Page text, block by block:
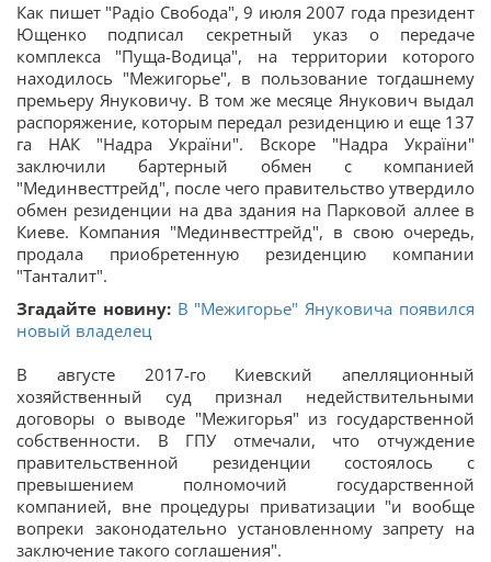
Как пишет "Радіо Свобода", 9 июля 2007 года президент
Ющенко подписал секретный указ о передаче
комплекса "Пуща-Водица", на территории которого
находилось "Межигорье", в пользование тогдашнему
премьеру Януковичу. В том же месяце Янукович выдал
распоряжение, которым передал резиденцию и еще 137
га НАК "Надра України". Вскоре "Надра України"
заключили бартерный обмен с компанией
"Мединвесттрейд", после чего правительство утвердило
обмен резиденции на два здания на Парковой аллее в
Киеве. Компания "Мединвесттрейд", в свою очередь,
продала приобретенную резиденцию компании
"Танталит".
Згадайте новину: В "Межигорье" Януковича появился
новый владелец
В августе 2017-го Киевский апелляционный
хозяйственный суд признал недействительными
договоры о выводе "Межигорья" из государственной
собственности. В ГПУ отмечали, что отчуждение
правительственной резиденции состоялось с
превышением полномочий государственной
компанией, вне процедуры приватизации "и вообще
вопреки законодательно установленному запрету на
заключение такого соглашения".